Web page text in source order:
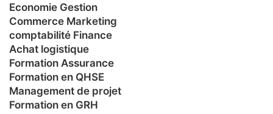
Economie Gestion
Commerce Marketing
comptabilité Finance
Achat logistique
Formation Assurance
Formation en QHSE
Management de projet
Formation en GRH